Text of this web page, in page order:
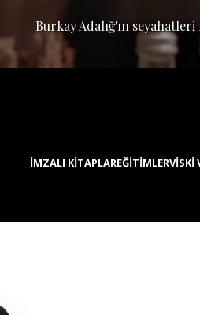
Burkay Adalığ'ın
İMZALI KITAPLAREĞITIMLERVISKI